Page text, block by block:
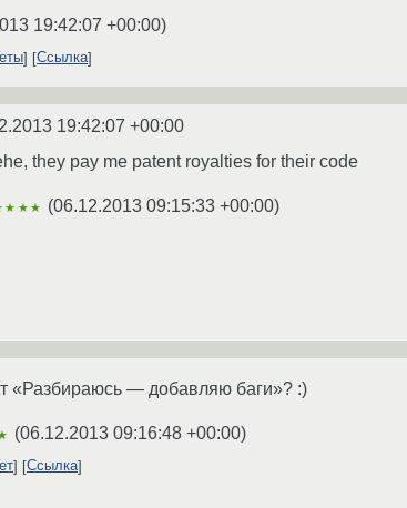
19:42:07 +00:00)
Ссылка
19:42:07 +00:00
they pay me patent royalties for their code
(06.12.2013 09:15:33 +00:00)
«Разбираюсь — добавляю баги»? :)
(06.12.2013 09:16:48 +00:00)
Ссылка